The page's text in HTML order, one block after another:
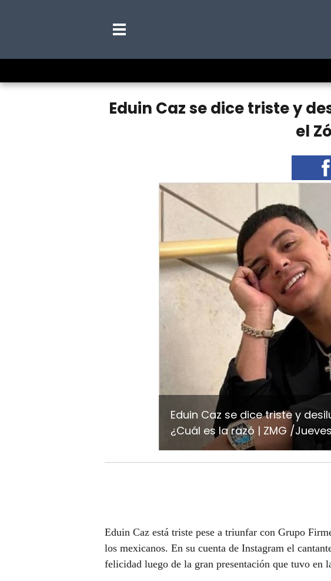
Eduin Caz se dice triste y
el
Eduin Caz se dice triste y
¿Cuál es la razó
ZMG /
Eduin Caz está triste pese a triunfar con Grupo
los mexicanos. En su cuenta de Instagram el
felicidad luego de la gran presentación que tuvo en